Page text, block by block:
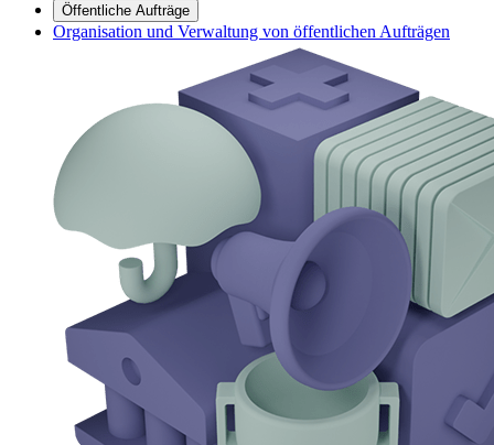
Öffentliche Aufträge
Organisation und Verwaltung von öffentlichen Aufträgen